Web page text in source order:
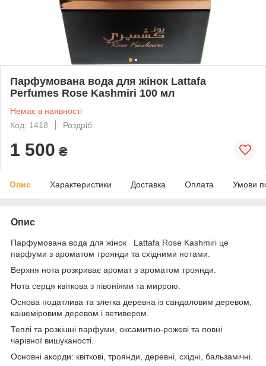
Парфумована вода для жінок Lattafa
Perfumes Rose Kashmiri 100 мл
Немає в наявності
Код: 1418
Роздріб
1 500 ₴
Опис Характеристики Доставка Оплата Умови
Опис
Парфумована вода для жінок Lattafa Rose Kashmiri це
парфуми з ароматом троянди та східними нотами.
Верхня нота розкриває аромат з ароматом троянди.
Нота серця квіткова з півоніями та миррою.
Основа податлива та злегка деревна із сандаловим деревом,
кашеміровим деревом і ветивером.
Теплі та розкішні парфуми, оксамитно-рожеві та повні
чарівної вишуканості.
Основні акорди: квіткові, троянди, деревні, східні, бальзамічні.